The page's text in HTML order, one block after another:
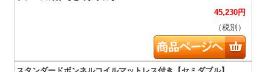
45,230円
（税別）